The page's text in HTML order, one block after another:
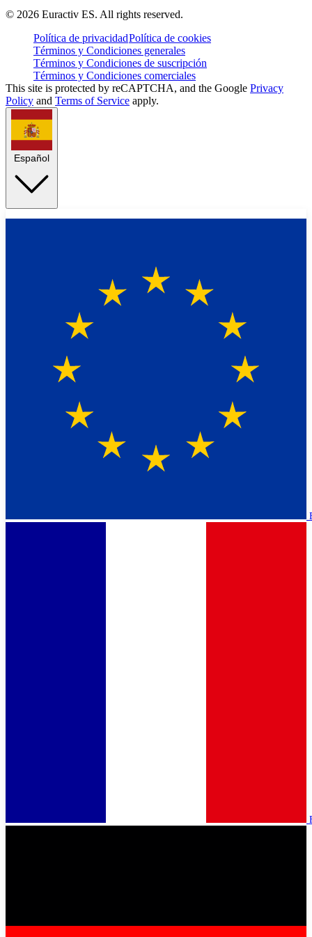
© 2026 Euractiv ES. All rights reserved.
Política de privacidadPolítica de cookies
Términos y Condiciones generales
Términos y Condiciones de suscripción
Términos y Condiciones comerciales
This site is protected by reCAPTCHA, and the Google Privacy
Policy and Terms of Service apply.
Español